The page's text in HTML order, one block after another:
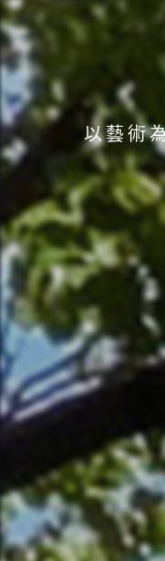
以藝術